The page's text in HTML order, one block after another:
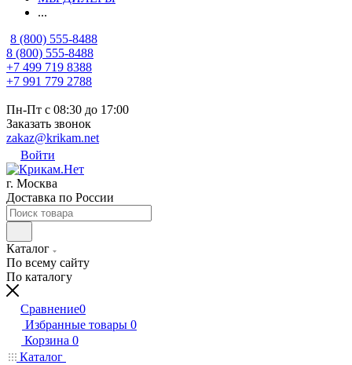
...
8 (800) 555-8488
8 (800) 555-8488
+7 499 719 8388
+7 991 779 2788
Пн-Пт с 08:30 до 17:00
Заказать звонок
zakaz@krikam.net
Войти
г. Москва
Доставка по России
Каталог
По всему сайту
По каталогу
Сравнение0
Избранные товары 0
Корзина 0
Каталог